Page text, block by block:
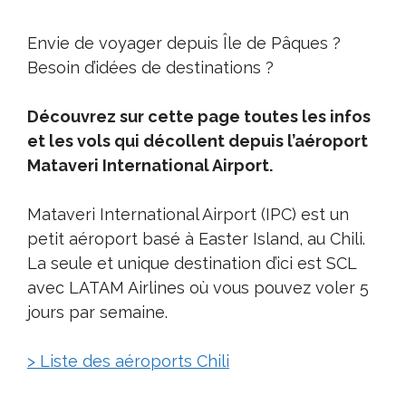
Envie de voyager depuis Île de Pâques ?
Besoin d’idées de destinations ?
Découvrez sur cette page toutes les infos
et les vols qui décollent depuis l’aéroport
Mataveri International Airport.
Mataveri International Airport (IPC) est un
petit aéroport basé à Easter Island, au Chili.
La seule et unique destination d’ici est SCL
avec LATAM Airlines où vous pouvez voler 5
jours par semaine.
> Liste des aéroports Chili